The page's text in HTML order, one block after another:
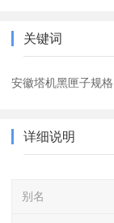
关键词
安徽塔机黑匣子规格
详细说明
别名